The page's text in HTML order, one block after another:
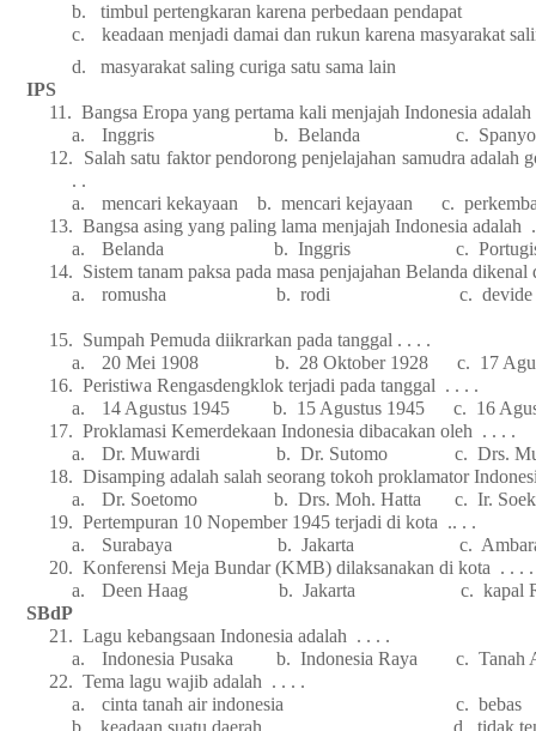
b.
timbul pertengkaran karena perbedaan pendapat
c.
keadaan menjadi damai dan rukun karena masyarakat
d.
masyarakat saling curiga satu sama lain
IPS
11. Bangsa Eropa yang pertama kali menjajah Indonesia
a.
Inggris b. Belanda c.
12.
Salah satu faktor pendorong penjelajahan samudra adalah
. .
a.
mencari kekayaan b. mencari kejayaan c.
13. Bangsa asing yang paling lama menjajah Indonesia adalah
a.
Belanda b. Inggris c.
14. Sistem tanam paksa pada masa penjajahan Belanda
a.
romusha b. rodi c. devide et
15. Sumpah Pemuda diikrarkan pada tanggal . . . .
a.
20 Mei 1908 b. 28 Oktober 1928 c. 17
16. Peristiwa Rengasdengklok terjadi pada tanggal . . . .
a.
14 Agustus 1945 b. 15 Agustus 1945 c. 16
17. Proklamasi Kemerdekaan Indonesia dibacakan oleh . . . .
a.
Dr. Muwardi b. Dr. Sutomo c. Drs. Muh.
18. Disamping adalah salah seorang tokoh proklamator
a.
Dr. Soetomo b. Drs. Moh. Hatta c. Ir.
19. Pertempuran 10 Nopember 1945 terjadi di kota .. . .
a.
Surabaya b. Jakarta c.
20. Konferensi Meja Bundar (KMB) dilaksanakan di kota . . . .
a.
Deen Haag b. Jakarta c. kapal
SBdP
21. Lagu kebangsaan Indonesia adalah . . . .
a.
Indonesia Pusaka b. Indonesia Raya c. Tanah
22. Tema lagu wajib adalah . . . .
a.
cinta tanah air indonesia c. bebas
b.
keadaan suatu daerah d. tidak